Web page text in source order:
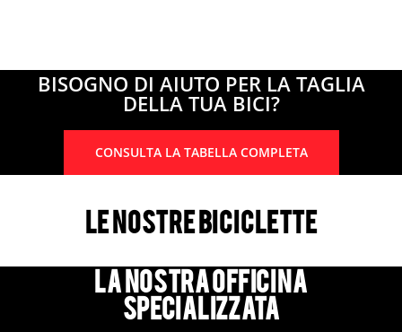
BISOGNO DI AIUTO PER LA TAGLIA
DELLA TUA BICI?
CONSULTA LA TABELLA COMPLETA
Le nostre biciclette
La nostra Officina
specializzata